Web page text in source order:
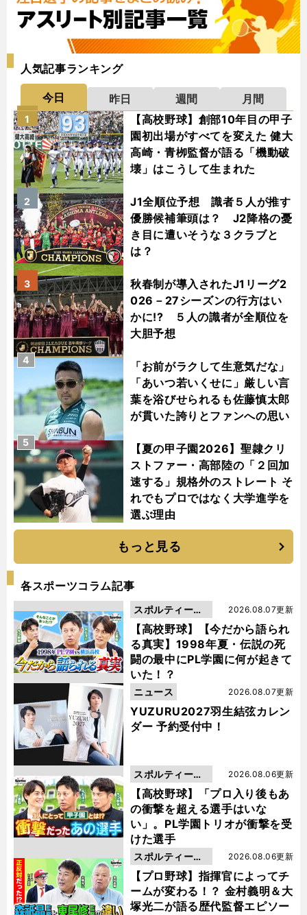
人気記事ランキング
今日 昨日 週間
月間
【高校野球】創部10年目の甲子
園初出場がすべてを変えた 健大
高崎・青栁監督が語る「機動破
壊」はこうして生まれた
1
J1全順位予想 識者５人が推す
優勝候補筆頭は？ J2降格の憂
き目に遭いそうな３クラブと
は？
2
秋春制が導入されたJ1リーグ2
026－27シーズンの行方はい
かに!? ５人の識者が全順位を
大胆予想
3
「お前がラクして生意気だな」
「あいつ若いくせに」厳しい言
葉を浴びせられるも佐藤慎太郎
が貫いた誇りとファンへの思い
4
【夏の甲子園2026】聖隷クリ
ストファー・高部陸の「２回加
速する」規格外のストレート そ
れでもプロではなく大学進学を
選ぶ理由
5
もっと見る
各スポーツコラム記事
【高校野球】【今だから語られ
る真実】1998年夏・伝説の死
闘の最中にPL学園に何が起きて
いた！？
2026.08.07更新
スポルティーバ
動画
YUZURU2027羽生結弦カレン
ダー 予約受付中！
2026.08.07更新
ニュース
【高校野球】「プロ入り後もあ
の衝撃を超える選手はいな
い」。PL学園トリオが衝撃を受
けた選手
2026.08.06更新
スポルティーバ
動画
【プロ野球】指揮官によってチ
ームが変わる！？ 金村義明＆大
塚光二が語る歴代監督エピソー
2026.08.06更新
スポルティーバ
動画